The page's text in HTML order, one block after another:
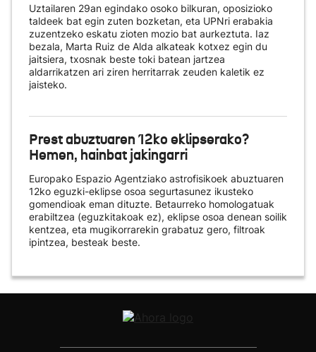
Uztailaren 29an egindako osoko bilkuran, oposizioko
taldeek bat egin zuten bozketan, eta UPNri erabakia
zuzentzeko eskatu zioten mozio bat aurkeztuta. Iaz
bezala, Marta Ruiz de Alda alkateak kotxez egin du
jaitsiera, txosnak beste toki batean jartzea
aldarrikatzen ari ziren herritarrak zeuden kaletik ez
jaisteko.
Prest abuztuaren 12ko eklipserako?
Hemen, hainbat jakingarri
Europako Espazio Agentziako astrofisikoek abuztuaren
12ko eguzki-eklipse osoa segurtasunez ikusteko
gomendioak eman dituzte. Betaurreko homologatuak
erabiltzea (eguzkitakoak ez), eklipse osoa denean soilik
kentzea, eta mugikorrarekin grabatuz gero, filtroak
ipintzea, besteak beste.